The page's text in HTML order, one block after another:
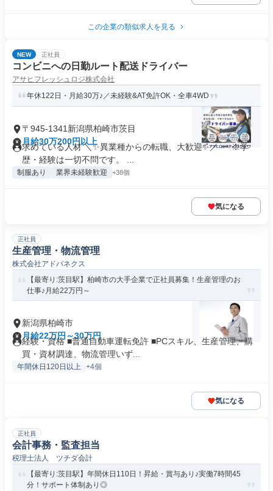
この企業の類似求人を見る
NEW 正社員
コンビニへの日勤ルート配送ドライバー
アサヒフレッシュロジ株式会社
年休122日・月給30万♪／未経験&AT免許OK・全車4WD
〒945-1341新潟県柏崎市茨目
月給30万200円以上
求めている人材 ＼✨異業種からの転職、大歓迎✨／ ー ※学
歴・経験は一切不問です。 ...
制服あり 業界未経験歓迎 +38個
気になる
正社員
生産管理・物流管理
株式会社アドバネクス
【最寄り:茨目駅】柏崎市の大手企業で正社員募集！生産管理のお
仕事♪月給22万円～
新潟県柏崎市
月給22万円～30万円
経験・資格 ■普通自動車運転免許 ■PCスキル、生産管理、購
買・資材調達、物流管理いず...
年間休日120日以上 +4個
気になる
正社員
会計事務・監査担当
税理士法人 ツチダ会計
【最寄り:茨目駅】年間休日110日！昇給・賞与あり♪実働7時間45
分！サポート体制あり◎